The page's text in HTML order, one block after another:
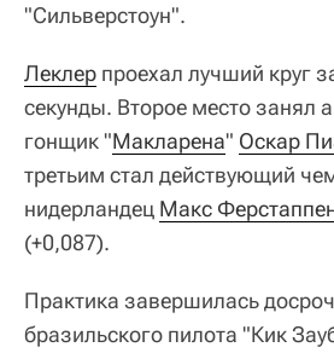
"Сильверстоун".
Леклер проехал лучший круг
секунды. Второе место занял
гонщик "Макларена" Оскар
третьим стал действующий
нидерландец Макс
(+0,087).
Практика завершилась
бразильского пилота "Кик